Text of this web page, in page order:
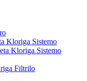
Kloriga Sistemo
Kloriga Sistemo
Filtrilo